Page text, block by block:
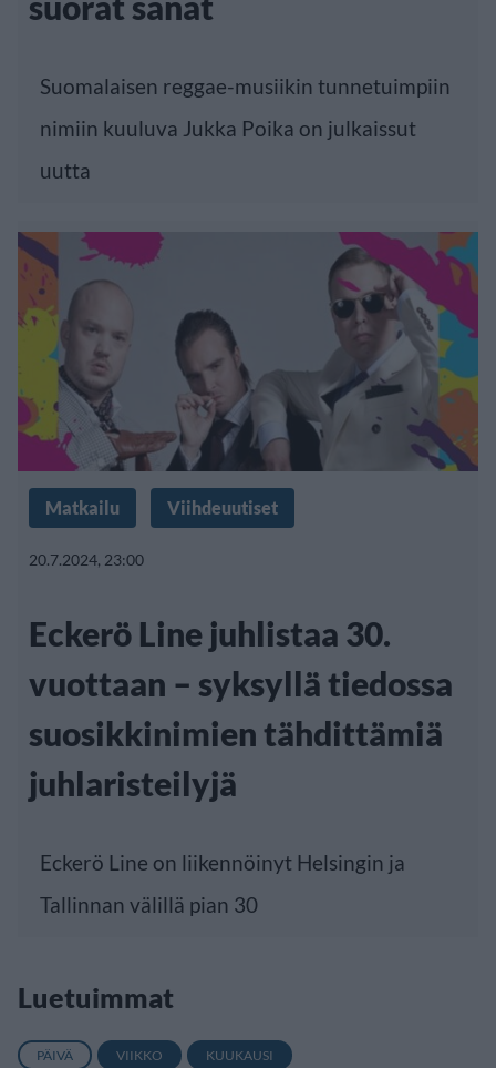
Suomalaisen reggae-musiikin tunnetuimpiin
nimiin kuuluva Jukka Poika on julkaissut
uutta
Matkailu Viihdeuutiset
20.7.2024, 23:00
Eckerö Line juhlistaa 30.
vuottaan – syksyllä tiedossa
suosikkinimien tähdittämiä
juhlaristeilyjä
Eckerö Line on liikennöinyt Helsingin ja
Tallinnan välillä pian 30
Luetuimmat
PÄIVÄ VIIKKO KUUKAUSI